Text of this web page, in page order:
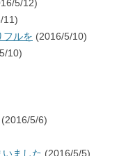
5/12)
11)
ルを (2016/5/10)
10)
(2016/5/6)
ました (2016/5/5)